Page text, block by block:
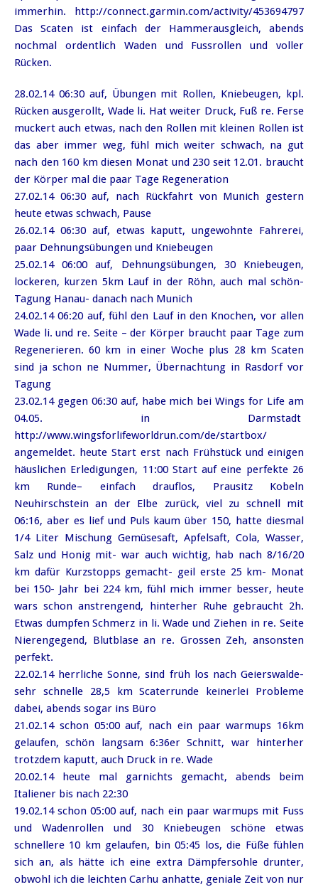
immerhin. http://connect.garmin.com/activity/453694797
Das Scaten ist einfach der Hammerausgleich, abends
nochmal ordentlich Waden und Fussrollen und voller
Rücken.
28.02.14 06:30 auf, Übungen mit Rollen, Kniebeugen, kpl.
Rücken ausgerollt, Wade li. Hat weiter Druck, Fuß re. Ferse
muckert auch etwas, nach den Rollen mit kleinen Rollen ist
das aber immer weg, fühl mich weiter schwach, na gut
nach den 160 km diesen Monat und 230 seit 12.01. braucht
der Körper mal die paar Tage Regeneration
27.02.14 06:30 auf, nach Rückfahrt von Munich gestern
heute etwas schwach, Pause
26.02.14 06:30 auf, etwas kaputt, ungewohnte Fahrerei,
paar Dehnungsübungen und Kniebeugen
25.02.14 06:00 auf, Dehnungsübungen, 30 Kniebeugen,
lockeren, kurzen 5km Lauf in der Röhn, auch mal schön-
Tagung Hanau- danach nach Munich
24.02.14 06:20 auf, fühl den Lauf in den Knochen, vor allen
Wade li. und re. Seite – der Körper braucht paar Tage zum
Regenerieren. 60 km in einer Woche plus 28 km Scaten
sind ja schon ne Nummer, Übernachtung in Rasdorf vor
Tagung
23.02.14 gegen 06:30 auf, habe mich bei Wings for Life am
04.05. in Darmstadt
http://www.wingsforlifeworldrun.com/de/startbox/
angemeldet. heute Start erst nach Frühstück und einigen
häuslichen Erledigungen, 11:00 Start auf eine perfekte 26
km Runde– einfach drauflos, Prausitz Kobeln
Neuhirschstein an der Elbe zurück, viel zu schnell mit
06:16, aber es lief und Puls kaum über 150, hatte diesmal
1/4 Liter Mischung Gemüsesaft, Apfelsaft, Cola, Wasser,
Salz und Honig mit- war auch wichtig, hab nach 8/16/20
km dafür Kurzstopps gemacht- geil erste 25 km- Monat
bei 150- Jahr bei 224 km, fühl mich immer besser, heute
wars schon anstrengend, hinterher Ruhe gebraucht 2h.
Etwas dumpfen Schmerz in li. Wade und Ziehen in re. Seite
Nierengegend, Blutblase an re. Grossen Zeh, ansonsten
perfekt.
22.02.14 herrliche Sonne, sind früh los nach Geierswalde-
sehr schnelle 28,5 km Scaterrunde keinerlei Probleme
dabei, abends sogar ins Büro
21.02.14 schon 05:00 auf, nach ein paar warmups 16km
gelaufen, schön langsam 6:36er Schnitt, war hinterher
trotzdem kaputt, auch Druck in re. Wade
20.02.14 heute mal garnichts gemacht, abends beim
Italiener bis nach 22:30
19.02.14 schon 05:00 auf, nach ein paar warmups mit Fuss
und Wadenrollen und 30 Kniebeugen schöne etwas
schnellere 10 km gelaufen, bin 05:45 los, die Füße fühlen
sich an, als hätte ich eine extra Dämpfersohle drunter,
obwohl ich die leichten Carhu anhatte, geniale Zeit von nur